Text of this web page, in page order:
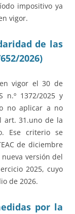
impositivo ya
vigor.
de las
2026)
vigor el 30 de
n.º 1372/2025 y
no aplicar a no
art. 31.uno de la
Ese criterio se
de diciembre
nueva versión del
2025, cuyo
de 2026.
por la